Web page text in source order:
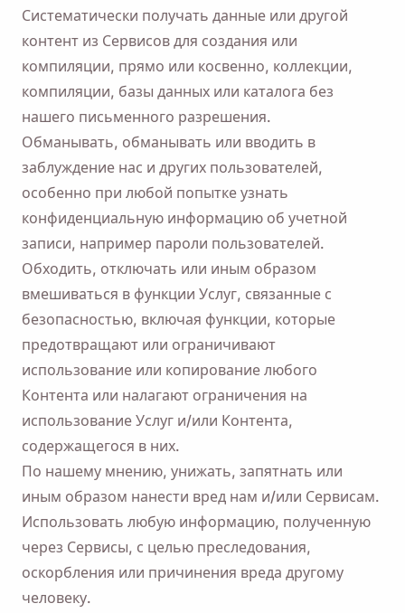
Систематически получать данные или другой
контент из Сервисов для создания или
компиляции, прямо или косвенно, коллекции,
компиляции, базы данных или каталога без
нашего письменного разрешения.
Обманывать, обманывать или вводить в
заблуждение нас и других пользователей,
особенно при любой попытке узнать
конфиденциальную информацию об учетной
записи, например пароли пользователей.
Обходить, отключать или иным образом
вмешиваться в функции Услуг, связанные с
безопасностью, включая функции, которые
предотвращают или ограничивают
использование или копирование любого
Контента или налагают ограничения на
использование Услуг и/или Контента,
содержащегося в них.
По нашему мнению, унижать, запятнать или
иным образом нанести вред нам и/или Сервисам.
Использовать любую информацию, полученную
через Сервисы, с целью преследования,
оскорбления или причинения вреда другому
человеку.